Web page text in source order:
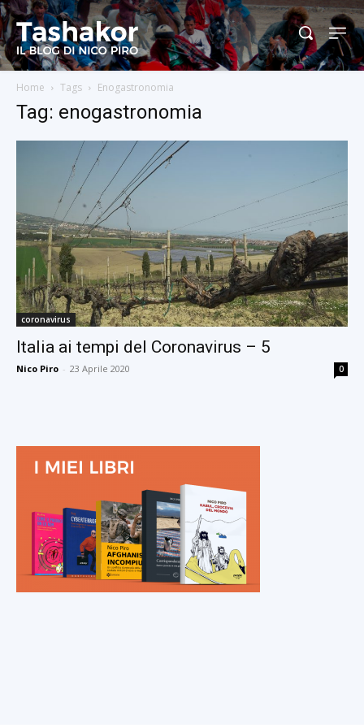
Home Tags Enogastronomia
Tag: enogastronomia
coronavirus
Italia ai tempi del Coronavirus – 5
Nico Piro - 23 Aprile 2020 0